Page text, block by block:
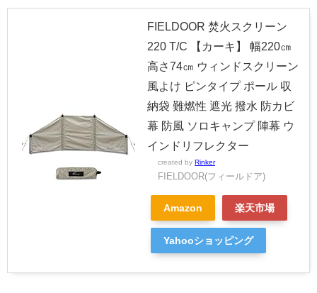
FIELDOOR 焚火スクリーン
220 T/C 【カーキ】 幅220㎝
高さ74㎝ ウィンドスクリーン
風よけ ピンタイプ ポール 収
納袋 難燃性 遮光 撥水 防カビ
幕 防風 ソロキャンプ 陣幕 ウ
インドリフレクター
created by Rinker
FIELDOOR(フィールドア)
Amazon 楽天市場
Yahooショッピング